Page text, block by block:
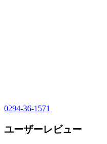
0294-36-1571
ユーザーレビュー